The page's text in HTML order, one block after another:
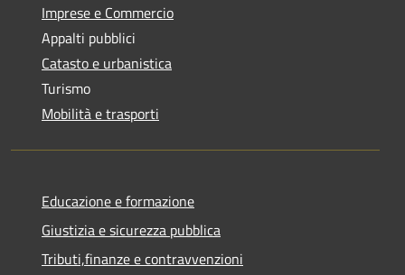
Imprese e Commercio
Appalti pubblici
Catasto e urbanistica
Turismo
Mobilità e trasporti
Educazione e formazione
Giustizia e sicurezza pubblica
Tributi,finanze e contravvenzioni